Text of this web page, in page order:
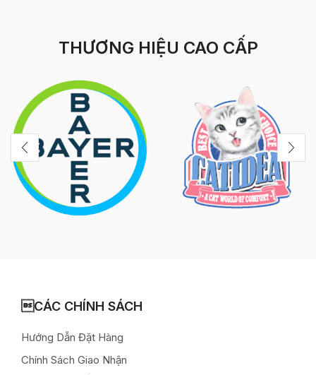
THƯƠNG HIỆU CAO CẤP
CÁC CHÍNH SÁCH
Hướng Dẫn Đặt Hàng
Chính Sách Giao Nhận